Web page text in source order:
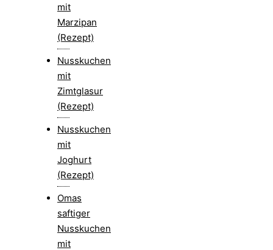
mit
Marzipan
(Rezept)
Nusskuchen
mit
Zimtglasur
(Rezept)
Nusskuchen
mit
Joghurt
(Rezept)
Omas
saftiger
Nusskuchen
mit